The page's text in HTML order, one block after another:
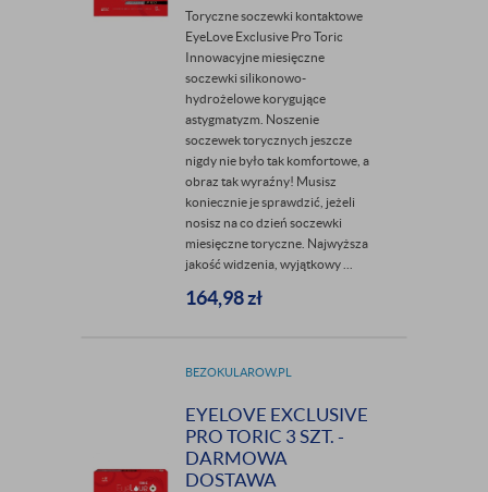
Toryczne soczewki kontaktowe
EyeLove Exclusive Pro Toric
Innowacyjne miesięczne
soczewki silikonowo-
hydrożelowe korygujące
astygmatyzm. Noszenie
soczewek torycznych jeszcze
nigdy nie było tak komfortowe, a
obraz tak wyraźny! Musisz
koniecznie je sprawdzić, jeżeli
nosisz na co dzień soczewki
miesięczne toryczne. Najwyższa
jakość widzenia, wyjątkowy ...
164,98zł
BEZOKULAROW.PL
EYELOVE EXCLUSIVE
PRO TORIC 3 SZT. -
DARMOWA
DOSTAWA